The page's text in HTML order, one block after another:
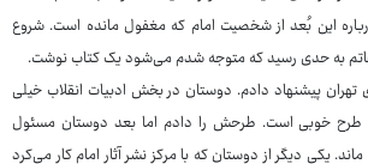
این بُعد از شخصیت امام که مغفول مانده است. شروع
به حدی رسید که متوجه شدم می‌شود یک کتاب نوشت.
تهران پیشنهاد دادم. دوستان در بخش ادبیات انقلاب خیلی
طرح خوبی است. طرحش را دادم اما بعد دوستان مسئول
یکی دیگر از دوستان که با مرکز نشر آثار امام کار می‌کرد